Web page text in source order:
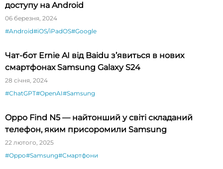
доступу на Android
06 березня, 2024
#Android#iOS/iPadOS#Google
Чат-бот Ernie AI від Baidu з’явиться в нових
смартфонах Samsung Galaxy S24
28 січня, 2024
#ChatGPT#OpenAI#Samsung
Oppo Find N5 — найтонший у світі складаний
телефон, яким присоромили Samsung
22 лютого, 2025
#Oppo#Samsung#Смартфони